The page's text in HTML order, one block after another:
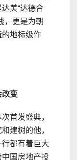
美“达德合
，更是为朝
地标级作
改变
首发盛典，
建树的他，
都有着巨大
国房地产投